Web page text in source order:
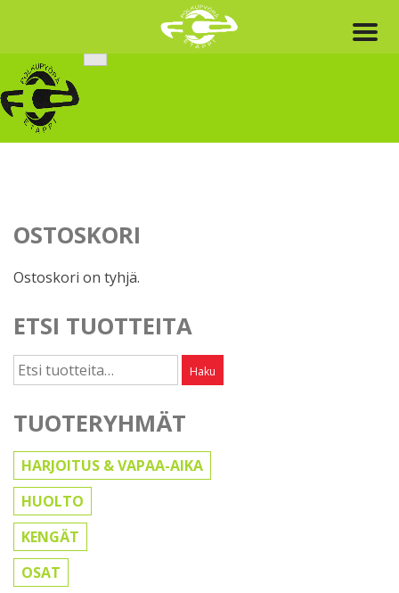
content
OSTOSKORI
Ostoskori on tyhjä.
ETSI TUOTTEITA
Etsi: Haku
TUOTERYHMÄT
HARJOITUS & VAPAA-AIKA
HUOLTO
KENGÄT
OSAT